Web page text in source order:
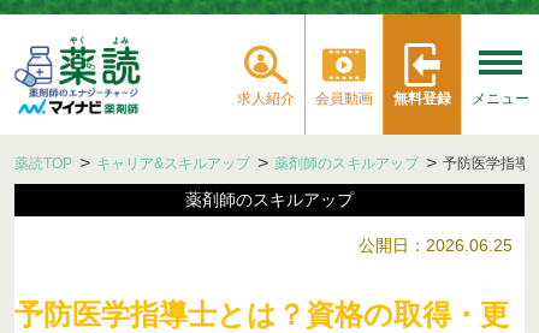
求人紹介 会員動画 無料登録 メニュー
薬読TOP キャリア&スキルアップ 薬剤師のスキルアップ 予防医学指導
薬剤師のスキルアップ
公開日：2026.06.25
予防医学指導士とは？資格の取得・更